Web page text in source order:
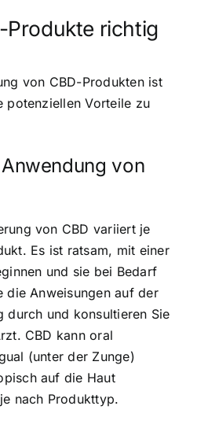
Produkte richtig
von CBD-Produkten ist
potenziellen Vorteile zu
von
von CBD variiert je
Es ist ratsam, mit einer
und sie bei Bedarf
die Anweisungen auf der
durch und konsultieren Sie
CBD kann oral
(unter der Zunge)
auf die Haut
nach Produkttyp.